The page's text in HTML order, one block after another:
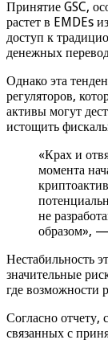
Принятие GSC,
растет в EMDEs
доступ к
денежных
Однако эта
регуляторов,
активы могут
истощить
«Крах и
момента
не
образом», —
Нестабильность
значительные
где возможности
Согласно отчету,
связанных с